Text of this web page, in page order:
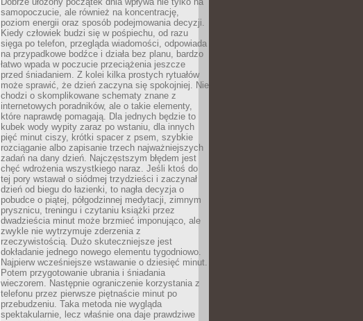
samopoczucie, ale również na koncentrację,
poziom energii oraz sposób podejmowania decyzji.
Kiedy człowiek budzi się w pośpiechu, od razu
sięga po telefon, przegląda wiadomości, odpowiada
na przypadkowe bodźce i działa bez planu, bardzo
łatwo wpada w poczucie przeciążenia jeszcze
przed śniadaniem. Z kolei kilka prostych rytuałów
może sprawić, że dzień zaczyna się spokojniej. Nie
chodzi o skomplikowane schematy znane z
internetowych poradników, ale o takie elementy,
które naprawdę pomagają. Dla jednych będzie to
kubek wody wypity zaraz po wstaniu, dla innych
pięć minut ciszy, krótki spacer z psem, szybkie
rozciąganie albo zapisanie trzech najważniejszych
zadań na dany dzień. Najczęstszym błędem jest
chęć wdrożenia wszystkiego naraz. Jeśli ktoś do
tej pory wstawał o siódmej trzydzieści i zaczynał
dzień od biegu do łazienki, to nagła decyzja o
pobudce o piątej, półgodzinnej medytacji, zimnym
prysznicu, treningu i czytaniu książki przez
dwadzieścia minut może brzmieć imponująco, ale
zwykle nie wytrzymuje zderzenia z
rzeczywistością. Dużo skuteczniejsze jest
dokładanie jednego nowego elementu tygodniowo.
Najpierw wcześniejsze wstawanie o dziesięć minut.
Potem przygotowanie ubrania i śniadania
wieczorem. Następnie ograniczenie korzystania z
telefonu przez pierwsze piętnaście minut po
przebudzeniu. Taka metoda nie wygląda
spektakularnie, lecz właśnie ona daje prawdziwe